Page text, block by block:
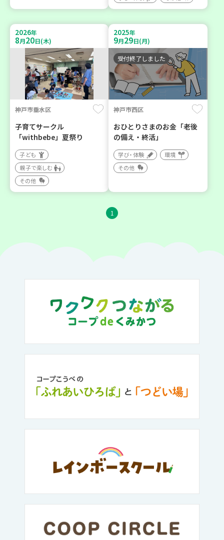
2026年
8月20日(木)
神戸市垂水区
子育てサークル
「withbebe」夏祭り
子ども
親子で楽しむ
その他
2025年
9月29日(月)
受付終了しました
神戸市西区
おひとりさまのお金「老後
の備え・終活」
学び・体験
環境
その他
1